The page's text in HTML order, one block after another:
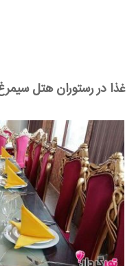
غذا در رستوران هتل